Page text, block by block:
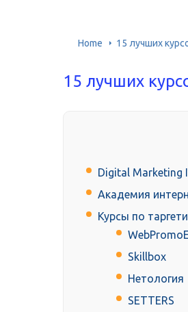
Home 15 лучших
15 лучших
Digital
Академия
Курсы по
Skillbox
Нетология
SETTERS